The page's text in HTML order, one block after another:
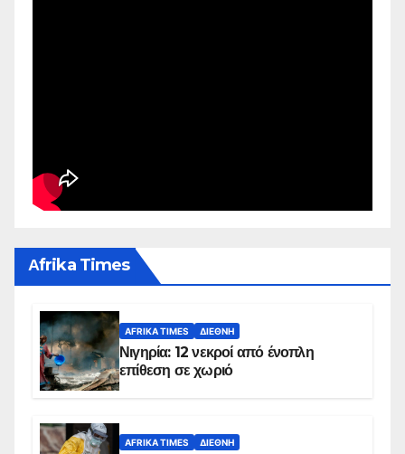
Αfrika Times
AFRIKA TIMES ΔΙΕΘΝΉ
Νιγηρία: 12 νεκροί από ένοπλη
επίθεση σε χωριό
AFRIKA TIMES ΔΙΕΘΝΉ